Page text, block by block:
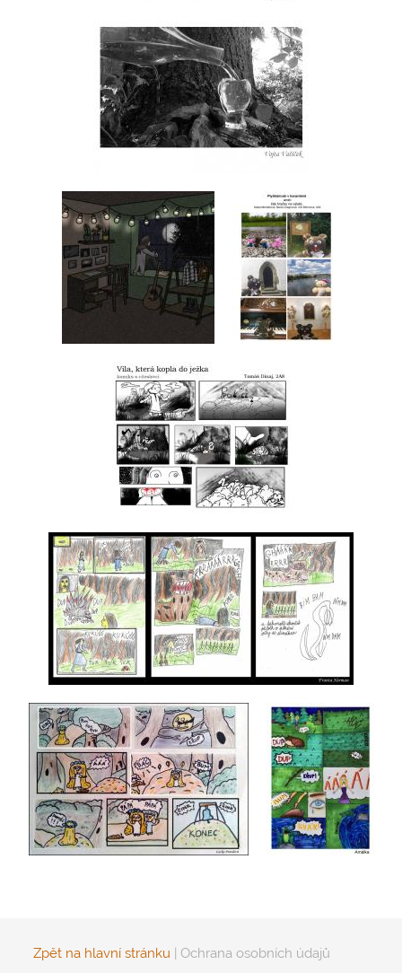
Zpět na hlavní stránku | Ochrana osobních údajů